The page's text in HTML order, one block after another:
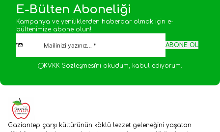
E-Bülten Aboneliği
Kampanya ve yeniliklerden haberdar olmak için e-
bültenimize abone olun!
ABONE OL
KVKK Sözleşmesi'ni okudum, kabul ediyorum.
Gaziantep çarşı kültürünün köklü lezzet geleneğini yaşatan